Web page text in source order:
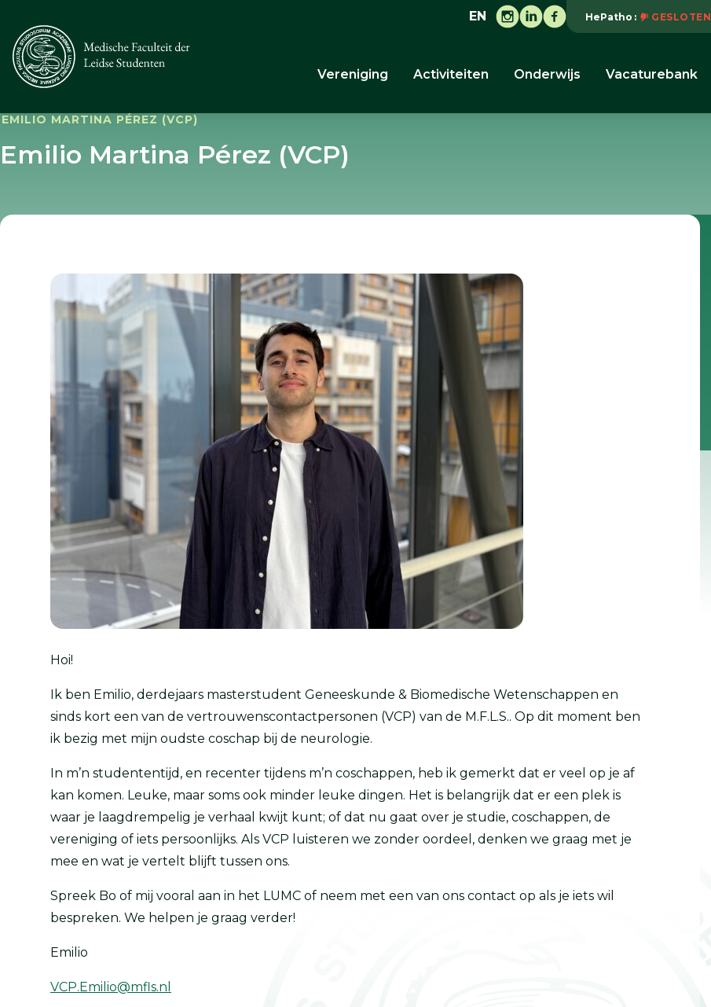
HePatho GESLOTEN
EN
Vereniging Activiteiten Onderwijs Vacaturebank
EMILIO MARTINA PÉREZ (VCP)
Emilio Martina Pérez (VCP)
Hoi!
Ik ben Emilio, derdejaars masterstudent Geneeskunde & Biomedische Wetenschappen en
sinds kort een van de vertrouwenscontactpersonen (VCP) van de M.F.L.S.. Op dit moment ben
ik bezig met mijn oudste coschap bij de neurologie.
In m’n studententijd, en recenter tijdens m’n coschappen, heb ik gemerkt dat er veel op je af
kan komen. Leuke, maar soms ook minder leuke dingen. Het is belangrijk dat er een plek is
waar je laagdrempelig je verhaal kwijt kunt; of dat nu gaat over je studie, coschappen, de
vereniging of iets persoonlijks. Als VCP luisteren we zonder oordeel, denken we graag met je
mee en wat je vertelt blijft tussen ons.
Spreek Bo of mij vooral aan in het LUMC of neem met een van ons contact op als je iets wil
bespreken. We helpen je graag verder!
Emilio
VCP.Emilio@mfls.nl